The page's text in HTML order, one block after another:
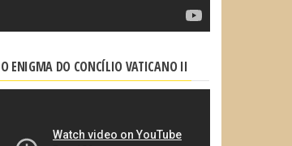
O ENIGMA DO CONCÍLIO VATICANO II